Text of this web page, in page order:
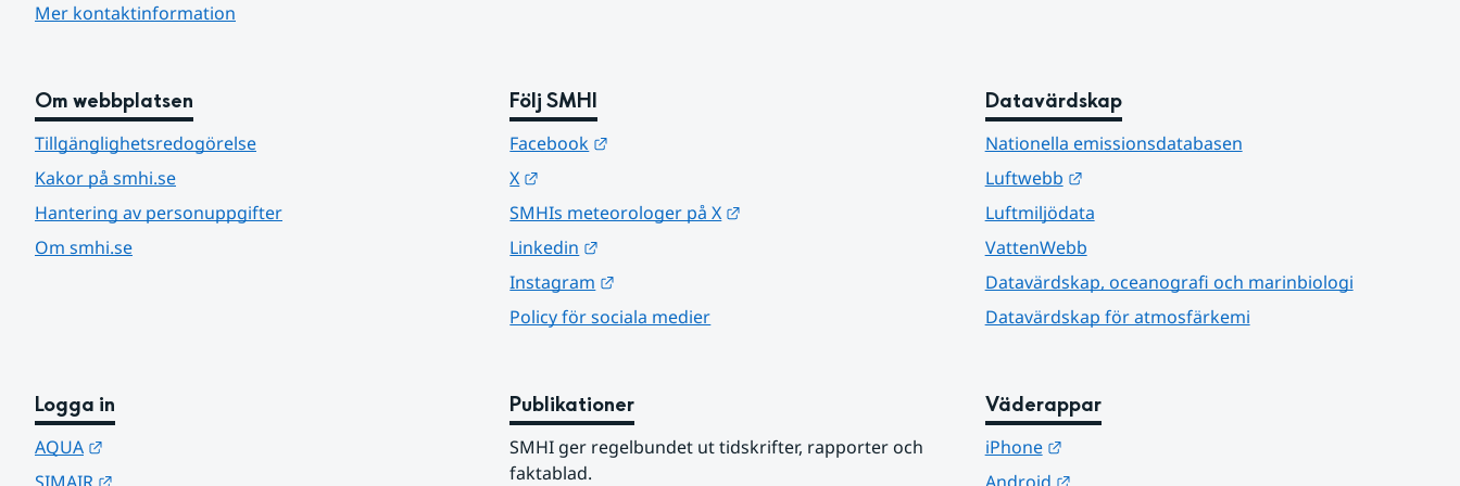
Mer kontaktinformation
Om webbplatsen
Tillgänglighetsredogörelse
Kakor på smhi.se
Hantering av personuppgifter
Om smhi.se
Följ SMHI
Facebook
X
SMHIs meteorologer på X
Linkedin
Instagram
Policy för sociala medier
Datavärdskap
Nationella emissionsdatabasen
Luftwebb
Länk till annan webbplats.
Luftmiljödata
VattenWebb
Datavärdskap, oceanografi och marinbiologi
Datavärdskap för atmosfärkemi
Logga in
AQUA
Publikationer
SMHI ger regelbundet ut tidskrifter, rapporter och
faktablad.
Väderappar
iPhone
Länk till annan webbplats.
Länk till annan webbplats.